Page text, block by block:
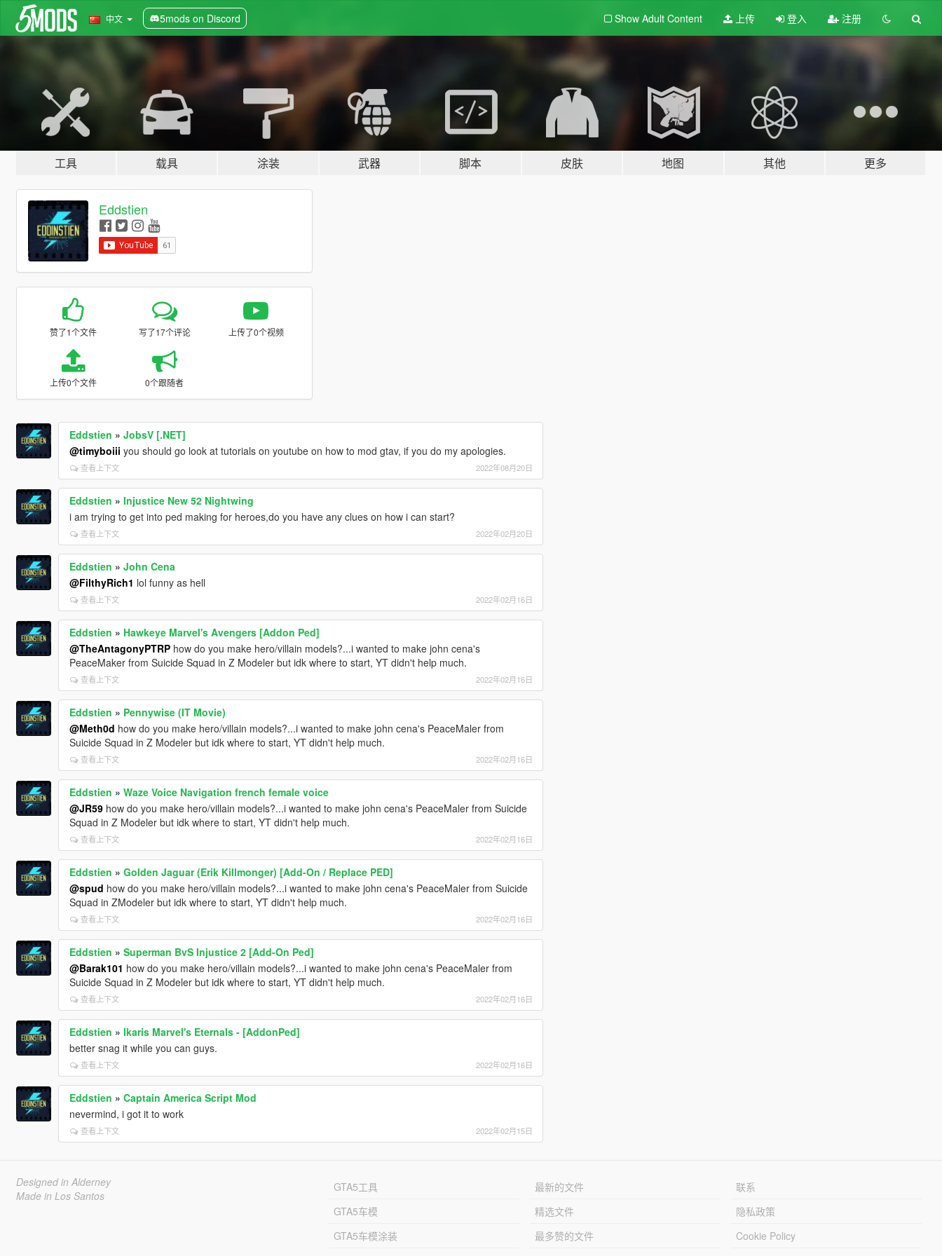
中文 5mods on Discord Show Adult Content 上传 登入 注册
工具 载具 涂装 武器 脚本 皮肤 地图 其他 更多
Eddstien
赞了1个文件 写了17个评论 上传了0个视频
上传0个文件 0个跟随者
Eddstien » JobsV [.NET]
@timyboiii you should go look at tutorials on youtube on how to mod gtav, if you do my apologies.
查看上下文 2022年08月20日
Eddstien » Injustice New 52 Nightwing
i am trying to get into ped making for heroes,do you have any clues on how i can start?
查看上下文 2022年02月20日
Eddstien » John Cena
@FilthyRich1 lol funny as hell
查看上下文 2022年02月16日
Eddstien » Hawkeye Marvel's Avengers [Addon Ped]
@TheAntagonyPTRPhow do you make hero/villain models?...i wanted to make john cena's
PeaceMaker from Suicide Squad in Z Modeler but idk where to start, YT didn't help much.
查看上下文 2022年02月16日
Eddstien » Pennywise (IT Movie)
@Meth0d how do you make hero/villain models?...i wanted to make john cena's PeaceMaler from
Suicide Squad in Z Modeler but idk where to start, YT didn't help much.
查看上下文 2022年02月16日
Eddstien » Waze Voice Navigation french female voice
@JR59how do you make hero/villain models?...i wanted to make john cena's PeaceMaler from Suicide
Squad in Z Modeler but idk where to start, YT didn't help much.
查看上下文 2022年02月16日
Eddstien » Golden Jaguar (Erik Killmonger) [Add-On / Replace PED]
@spud how do you make hero/villain models?...i wanted to make john cena's PeaceMaler from Suicide
Squad in ZModeler but idk where to start, YT didn't help much.
查看上下文 2022年02月16日
Eddstien » Superman BvS Injustice 2 [Add-On Ped]
@Barak101 how do you make hero/villain models?...i wanted to make john cena's PeaceMaler from
Suicide Squad in Z Modeler but idk where to start, YT didn't help much.
查看上下文 2022年02月16日
Eddstien » Ikaris Marvel's Eternals - [AddonPed]
better snag it while you can guys.
查看上下文 2022年02月16日
Eddstien » Captain America Script Mod
nevermind, i got it to work
查看上下文 2022年02月15日
Designed in Alderney
Made in Los Santos
GTA5工具
GTA5车模
GTA5车模涂装
最新的文件
精选文件
最多赞的文件
联系
隐私政策
Cookie Policy